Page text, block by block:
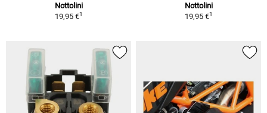
Nottolini
19,95 €1
Nottolini
19,95 €1